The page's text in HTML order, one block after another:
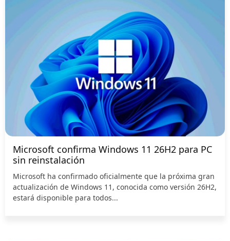
Microsoft confirma Windows 11 26H2 para PC
sin reinstalación
Microsoft ha confirmado oficialmente que la próxima gran
actualización de Windows 11, conocida como versión 26H2,
estará disponible para todos...